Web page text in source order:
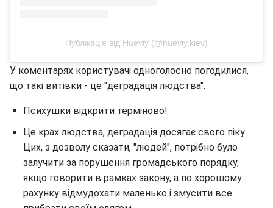
Публікація від Hueviy (@hueviy.kiev)
У коментарях користувачі одноголосно погодилися,
що такі витівки - це "деградація людства".
Психушки відкрити терміново!
Це крах людства, деградація досягає свого піку.
Цих, з дозволу сказати, "людей", потрібно було
залучити за порушення громадського порядку,
якщо говорити в рамках закону, а по хорошому
рахунку відмудохати маленько і змусити все